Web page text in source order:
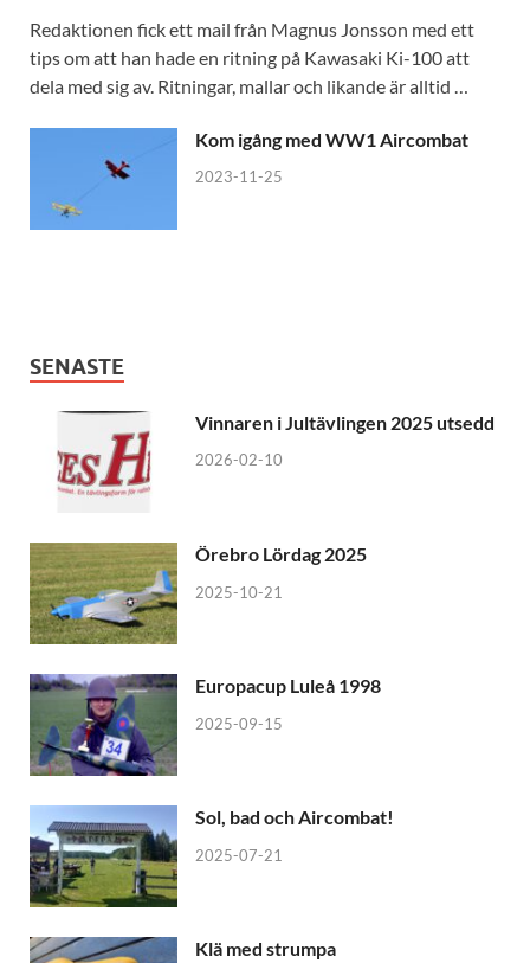
Redaktionen fick ett mail från Magnus Jonsson med ett
tips om att han hade en ritning på Kawasaki Ki-100 att
dela med sig av. Ritningar, mallar och likande är alltid …
Kom igång med WW1 Aircombat
2023-11-25
SENASTE
Vinnaren i Jultävlingen 2025 utsedd
2026-02-10
Örebro Lördag 2025
2025-10-21
Europacup Luleå 1998
2025-09-15
Sol, bad och Aircombat!
2025-07-21
Klä med strumpa